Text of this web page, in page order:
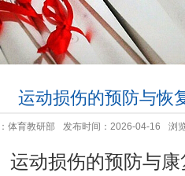
运动损伤的预防与恢
体育教研部 发布时间：2026-04-16 浏
运动损伤的预防与康